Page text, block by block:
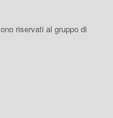
riservati al gruppo di